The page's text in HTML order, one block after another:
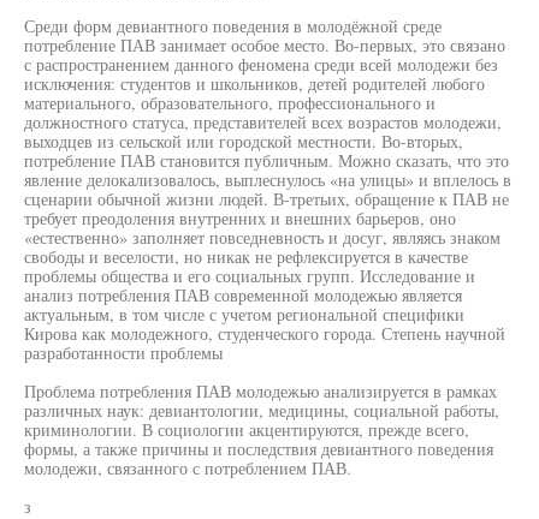
Среди форм девиантного поведения в молодёжной среде
потребление ПАВ занимает особое место. Во-первых, это связано
с распространением данного феномена среди всей молодежи без
исключения: студентов и школьников, детей родителей любого
материального, образовательного, профессионального и
должностного статуса, представителей всех возрастов молодежи,
выходцев из сельской или городской местности. Во-вторых,
потребление ПАВ становится публичным. Можно сказать, что это
явление делокализовалось, выплеснулось «на улицы» и вплелось в
сценарии обычной жизни людей. В-третьих, обращение к ПАВ не
требует преодоления внутренних и внешних барьеров, оно
«естественно» заполняет повседневность и досуг, являясь знаком
свободы и веселости, но никак не рефлексируется в качестве
проблемы общества и его социальных групп. Исследование и
анализ потребления ПАВ современной молодежью является
актуальным, в том числе с учетом региональной специфики
Кирова как молодежного, студенческого города. Степень научной
разработанности проблемы
Проблема потребления ПАВ молодежью анализируется в рамках
различных наук: девиантологии, медицины, социальной работы,
криминологии. В социологии акцентируются, прежде всего,
формы, а также причины и последствия девиантного поведения
молодежи, связанного с потреблением ПАВ.
з